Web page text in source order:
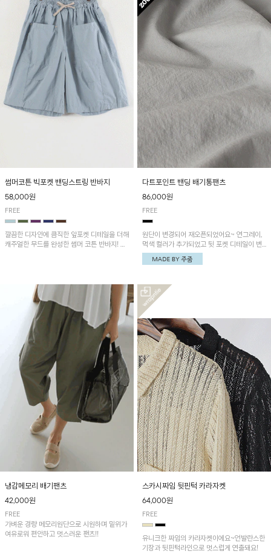
썸머코튼 빅포켓 밴딩스트링 반바지
58,000원
FREE
깔끔한 디자인에 큼직한 앞포켓 디테일을 더해
캐주얼한 무드를 완성한 썸머 코튼 반바지! 허
다트포인트 밴딩 배기통팬츠
86,000원
FREE
원단이 변경되어 재오픈되었어요~ 연그레이,
먹색 컬러가 추가되었고 뒷 포켓 디테일이 변
경되었습니다~가볍고 시원하게 착용되는 배
기통팬츠! 허리밴딩과 여유로운 통으로 편안해
냉감메모리 배기팬츠
42,000원
FREE
가벼운 경량 메모리원단으로 시원하며 밑위가
여유로워 편안하고 멋스러운 팬츠!!
스카시짜임 뒷핀턱 카라자켓
64,000원
FREE
유니크한 짜임의 카라자켓이에요~언발란스한
기장과 뒷핀턱라인으로 멋스럽게 연출돼요!